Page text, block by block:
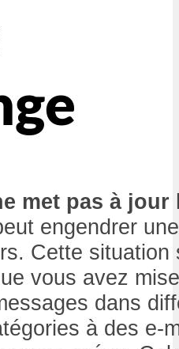
met pas à jour
engendrer
Cette situation
vous avez
dans
à des e-